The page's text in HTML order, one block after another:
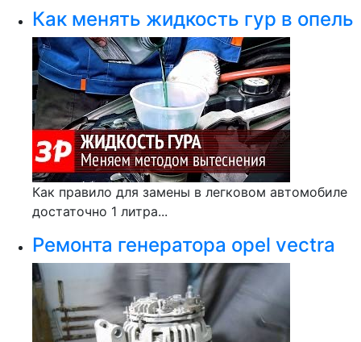
Как менять жидкость гур в опель
Как правило для замены в легковом автомобиле
достаточно 1 литра...
Ремонта генератора opel vectra